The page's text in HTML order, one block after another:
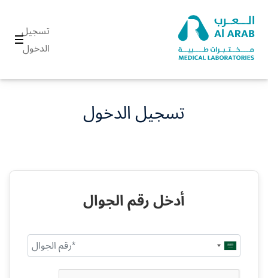
تسجيل
الدخول
تسجيل الدخول
أدخل رقم الجوال
Saudi
Arabia